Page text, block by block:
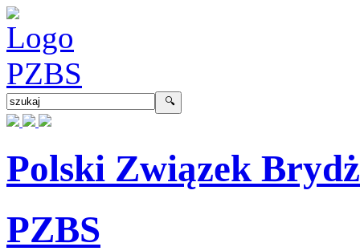
Polski Związek
PZBS